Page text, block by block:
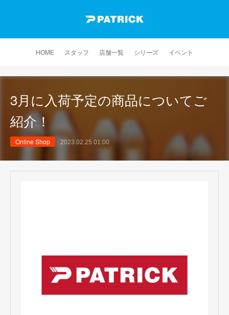
HOME スタッフ 店舗一覧 シリーズ イベント
3月に入荷予定の商品についてご
紹介！
Online Shop 2023.02.25 01:00